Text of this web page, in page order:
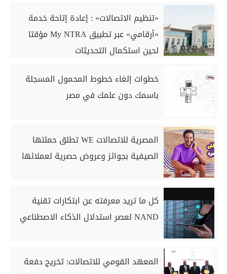
«تنظيم الاتصالات» : إعادة إتاحة خدمة
«أرقامي» عبر تطبيق My NTRA مؤقتا
لحين استكمال التحديثات
خطوات إلغاء خطوط المحمول المسجلة
باسمك دون علمك في مصر
المصرية للاتصالات WE تطلق حملتها
الصيفية بجوائز وعروض حصرية لعملائها
كل ما تريد معرفته عن ابتكارات تقنية
NAND لعصر استدلال الذكاء الاصطناعي
المعهد القومي للاتصالات: تخريج دفعة